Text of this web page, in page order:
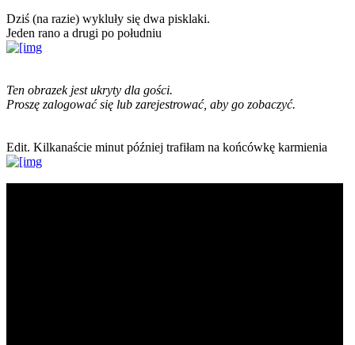
Dziś (na razie) wykluły się dwa pisklaki.
Jeden rano a drugi po południu
Ten obrazek jest ukryty dla gości.
Proszę zalogować się lub zarejestrować, aby go zobaczyć.
Edit. Kilkanaście minut później trafiłam na końcówkę karmienia